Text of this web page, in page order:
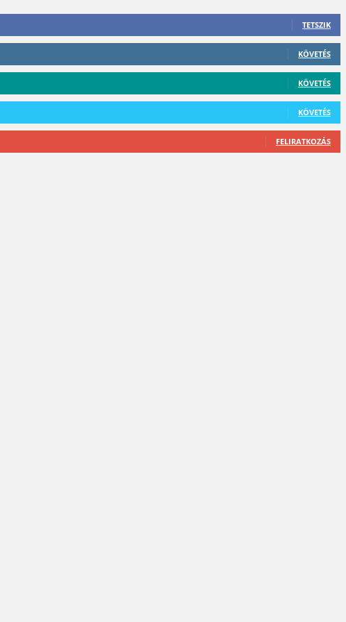
TETSZIK
KÖVETÉS
KÖVETÉS
KÖVETÉS
FELIRATKOZÁS